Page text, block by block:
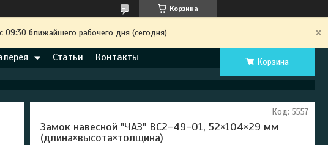
Корзина
09:30 ближайшего рабочего дня (сегодня)
Статьи Контакты Корзина
Замок навесной "ЧАЗ" ВС2-49-01, 52×104×29 мм
(длина×высота×толщина)
Код: 5557